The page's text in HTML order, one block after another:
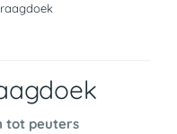
tot peuters